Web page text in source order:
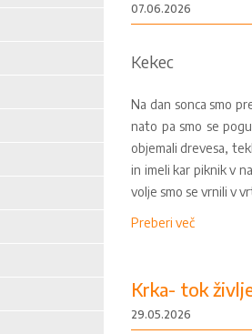
07.06.2026
Kekec
Na dan sonca smo
nato pa smo se
objemali drevesa,
in imeli kar piknik v
volje smo se vrnili v
Preberi več
Krka- tok
29.05.2026